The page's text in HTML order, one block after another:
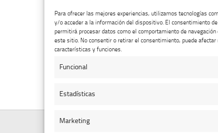
Para ofrecer las mejores experiencias, utilizamos tecnologías
y/o acceder a la información del dispositivo. El consentimiento
permitirá procesar datos como el comportamiento de
este sitio. No consentir o retirar el consentimiento, puede
características y funciones.
Funcional
Estadísticas
Marketing